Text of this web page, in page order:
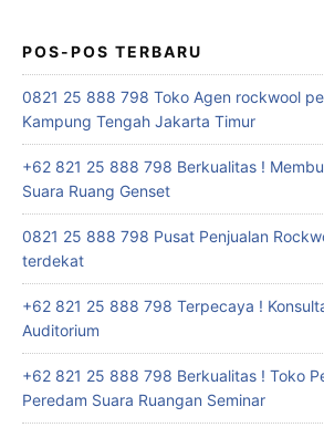
POS-POS TERBARU
0821 25 888 798 Toko Agen rockwool
Kampung Tengah Jakarta Timur
+62 821 25 888 798 Berkualitas !
Suara Ruang Genset
0821 25 888 798 Pusat Penjualan
terdekat
+62 821 25 888 798 Terpecaya !
Auditorium
+62 821 25 888 798 Berkualitas ! Toko
Peredam Suara Ruangan Seminar